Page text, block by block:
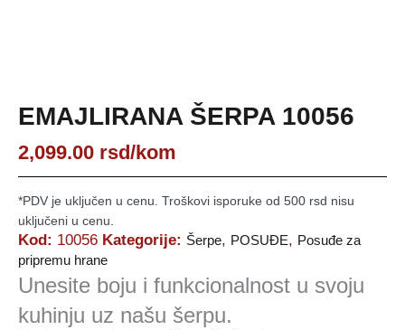
EMAJLIRANA ŠERPA 10056
2,099.00 rsd/kom
*PDV je uključen u cenu. Troškovi isporuke od 500 rsd nisu
uključeni u cenu.
Kod: 10056 Kategorije: Šerpe, POSUĐE, Posuđe za
pripremu hrane
Unesite boju i funkcionalnost u svoju
kuhinju uz našu šerpu.